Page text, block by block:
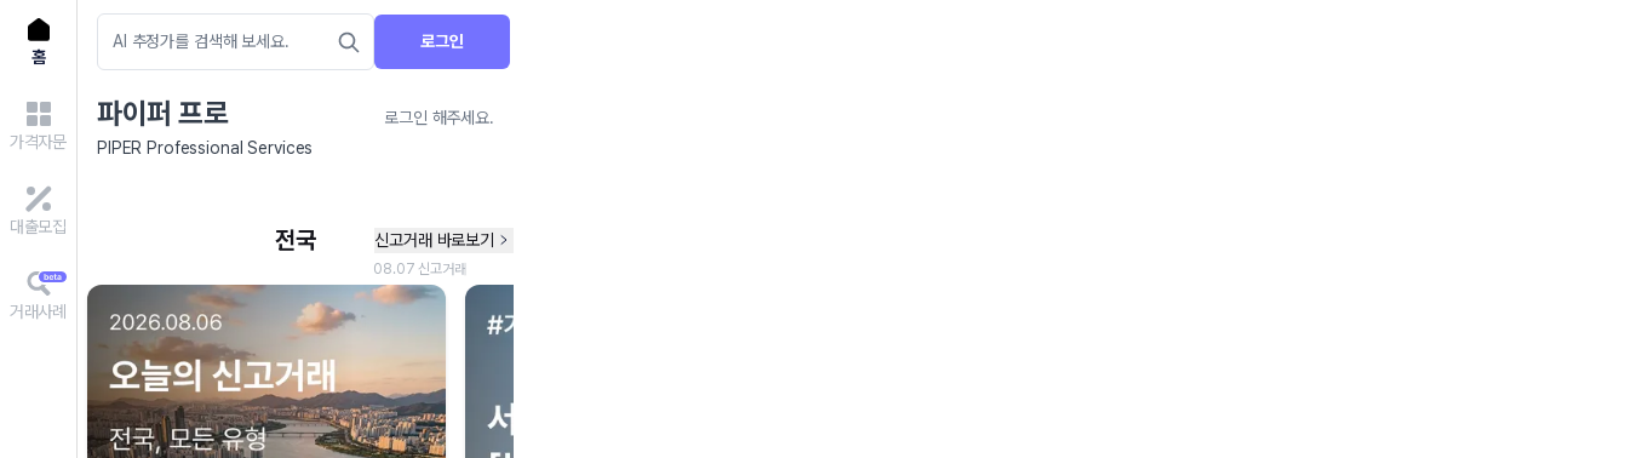
홈
가격자문
대출모집
거래사례
로그인
파이퍼 프로
로그인 해주세요.
PIPER Professional Services